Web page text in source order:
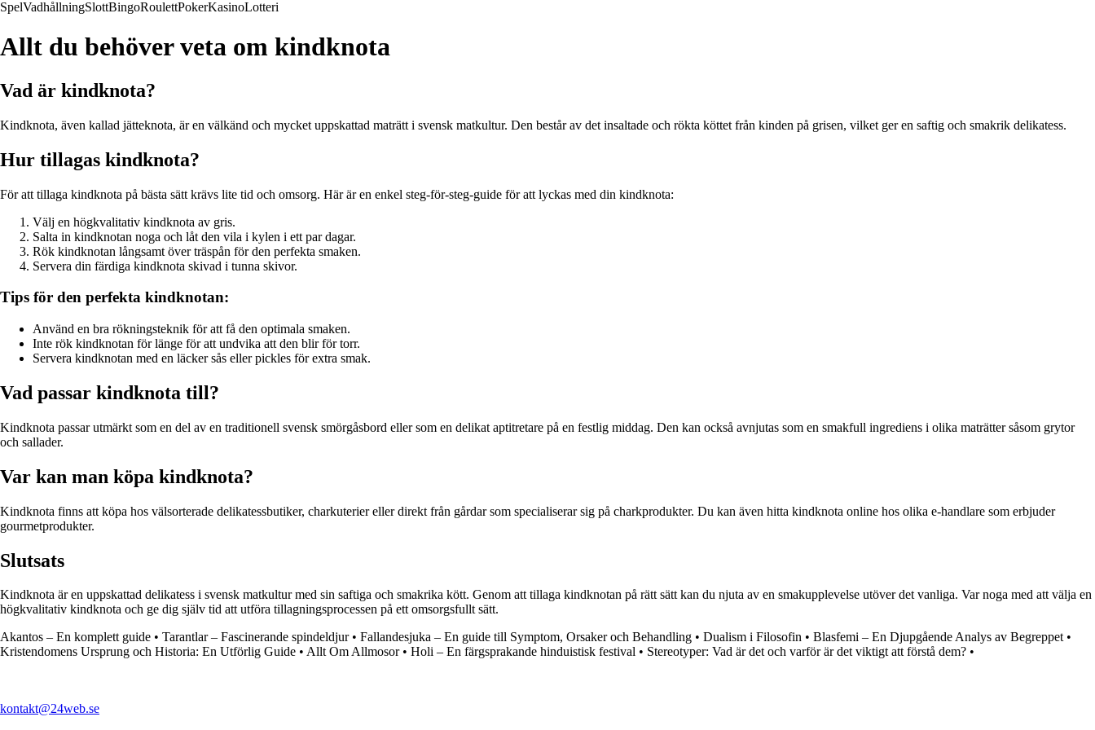
SpelVadhållningSlottBingoRoulettPokerKasinoLotteri
Allt du behöver veta om kindknota
Vad är kindknota?
Kindknota, även kallad jätteknota, är en välkänd och mycket uppskattad maträtt i svensk matkultur. Den består av det insaltade och rökta köttet från kinden på grisen, vilket ger en saftig och smakrik delikatess.
Hur tillagas kindknota?
För att tillaga kindknota på bästa sätt krävs lite tid och omsorg. Här är en enkel steg-för-steg-guide för att lyckas med din kindknota:
Välj en högkvalitativ kindknota av gris.
Salta in kindknotan noga och låt den vila i kylen i ett par dagar.
Rök kindknotan långsamt över träspån för den perfekta smaken.
Servera din färdiga kindknota skivad i tunna skivor.
Tips för den perfekta kindknotan:
Använd en bra rökningsteknik för att få den optimala smaken.
Inte rök kindknotan för länge för att undvika att den blir för torr.
Servera kindknotan med en läcker sås eller pickles för extra smak.
Vad passar kindknota till?
Kindknota passar utmärkt som en del av en traditionell svensk smörgåsbord eller som en delikat aptitretare på en festlig middag. Den kan också avnjutas som en smakfull ingrediens i olika maträtter såsom grytor
och sallader.
Var kan man köpa kindknota?
Kindknota finns att köpa hos välsorterade delikatessbutiker, charkuterier eller direkt från gårdar som specialiserar sig på charkprodukter. Du kan även hitta kindknota online hos olika e-handlare som erbjuder
gourmetprodukter.
Slutsats
Kindknota är en uppskattad delikatess i svensk matkultur med sin saftiga och smakrika kött. Genom att tillaga kindknotan på rätt sätt kan du njuta av en smakupplevelse utöver det vanliga. Var noga med att välja en
högkvalitativ kindknota och ge dig själv tid att utföra tillagningsprocessen på ett omsorgsfullt sätt.
Akantos – En komplett guide • Tarantlar – Fascinerande spindeldjur• Fallandesjuka – En guide till Symptom, Orsaker och Behandling • Dualism i Filosofin • Blasfemi – En Djupgående Analys av Begreppet•
Kristendomens Ursprung och Historia: En Utförlig Guide • Allt Om Allmosor• Holi – En färgsprakande hinduistisk festival • Stereotyper: Vad är det och varför är det viktigt att förstå dem? •
kontakt@24web.se